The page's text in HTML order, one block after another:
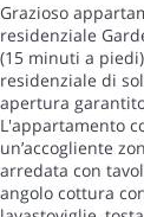
Grazioso
residenziale
(15 minuti a
residenziale di
apertura
L'appartamento
un’accogliente
arredata con
angolo cottura